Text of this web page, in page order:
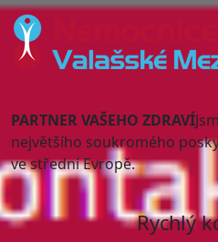
PARTNER VAŠEHO ZDRAVÍ
největšího soukromého
ve střední Evropě.
Rychlý